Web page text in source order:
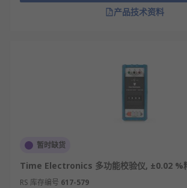
产品技术资料
暂时缺货
Time Electronics 多功能校验仪, ±0.02 %
RS 库存编号 617-579